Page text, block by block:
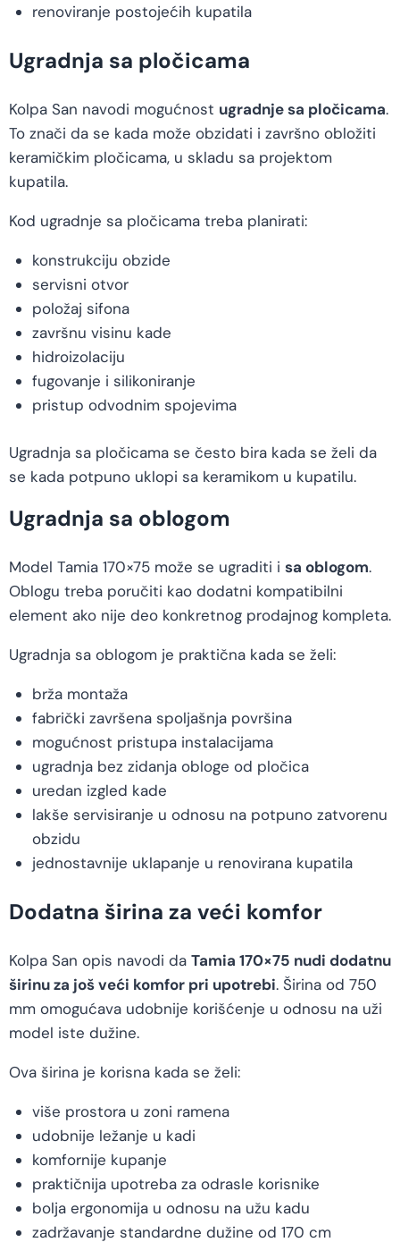
renoviranje postojećih kupatila
Ugradnja sa pločicama
Kolpa San navodi mogućnost ugradnje sa pločicama.
To znači da se kada može obzidati i završno obložiti
keramičkim pločicama, u skladu sa projektom
kupatila.
Kod ugradnje sa pločicama treba planirati:
konstrukciju obzide
servisni otvor
položaj sifona
završnu visinu kade
hidroizolaciju
fugovanje i silikoniranje
pristup odvodnim spojevima
Ugradnja sa pločicama se često bira kada se želi da
se kada potpuno uklopi sa keramikom u kupatilu.
Ugradnja sa oblogom
Model Tamia 170×75 može se ugraditi i sa oblogom.
Oblogu treba poručiti kao dodatni kompatibilni
element ako nije deo konkretnog prodajnog kompleta.
Ugradnja sa oblogom je praktična kada se želi:
brža montaža
fabrički završena spoljašnja površina
mogućnost pristupa instalacijama
ugradnja bez zidanja obloge od pločica
uredan izgled kade
lakše servisiranje u odnosu na potpuno zatvorenu
obzidu
jednostavnije uklapanje u renovirana kupatila
Dodatna širina za veći komfor
Kolpa San opis navodi da Tamia 170×75 nudi dodatnu
širinu za još veći komfor pri upotrebi. Širina od 750
mm omogućava udobnije korišćenje u odnosu na uži
model iste dužine.
Ova širina je korisna kada se želi:
više prostora u zoni ramena
udobnije ležanje u kadi
komfornije kupanje
praktičnija upotreba za odrasle korisnike
bolja ergonomija u odnosu na užu kadu
zadržavanje standardne dužine od 170 cm